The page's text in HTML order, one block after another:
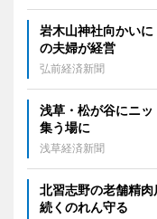
岩木山神社向かい
の夫婦が経営
弘前経済新聞
浅草・松が谷にニ
集う場に
浅草経済新聞
北習志野の老舗精
続くのれん守る